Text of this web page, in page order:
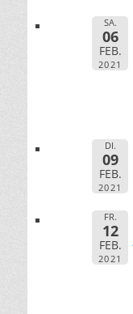
SA.
06
FEB.
2021
DI.
09
FEB.
2021
FR.
12
FEB.
2021